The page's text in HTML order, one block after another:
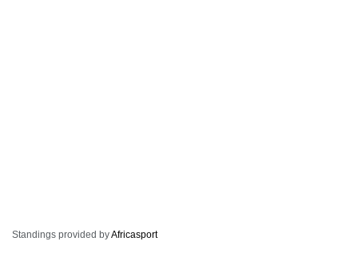
Standings provided byAfricasport